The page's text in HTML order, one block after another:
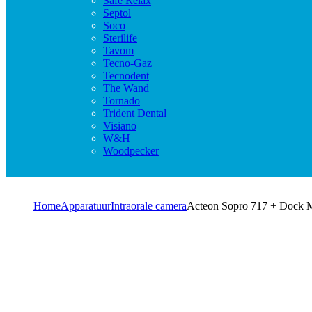
Septol
Soco
Sterilife
Tavom
Tecno-Gaz
Tecnodent
The Wand
Tornado
Trident Dental
Visiano
W&H
Woodpecker
HomeApparatuurIntraorale cameraActeon Sopro 717 + Dock